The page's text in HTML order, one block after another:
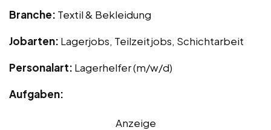
Branche: Textil & Bekleidung
Jobarten: Lagerjobs, Teilzeitjobs, Schichtarbeit
Personalart: Lagerhelfer (m/w/d)
Aufgaben:
Anzeige